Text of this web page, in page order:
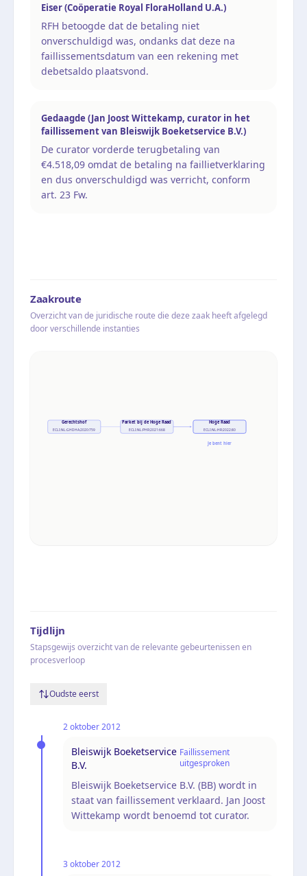
Eiser (Coöperatie Royal FloraHolland U.A.)
RFH betoogde dat de betaling niet
onverschuldigd was, ondanks dat deze na
faillissementsdatum van een rekening met
debetsaldo plaatsvond.
Gedaagde (Jan Joost Wittekamp, curator in het
faillissement van Bleiswijk Boeketservice B.V.)
De curator vorderde terugbetaling van
€4.518,09 omdat de betaling na faillietverklaring
en dus onverschuldigd was verricht, conform
art. 23 Fw.
Zaakroute
Overzicht van de juridische route die deze zaak heeft afgelegd
door verschillende instanties
Gerechtshof
ECLI:NL:GHDHA:2020:759
Parket bij de Hoge Raad
ECLI:NL:PHR:2021:668
Hoge Raad
ECLI:NL:HR:2022:80
Je bent hier
Tijdlijn
Stapsgewijs overzicht van de relevante gebeurtenissen en
procesverloop
Oudste eerst
2 oktober 2012
Bleiswijk Boeketservice
B.V.
Faillissement
uitgesproken
Bleiswijk Boeketservice B.V. (BB) wordt in
staat van faillissement verklaard. Jan Joost
Wittekamp wordt benoemd tot curator.
3 oktober 2012